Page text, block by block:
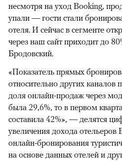
несмотря на уход Booking,
упали — гости стали
отеля. И сейчас в сегменте
через наш сайт приходит до
Бродовский.
«Показатель прямых
относительно других каналов
доля онлайн-продаж через
была 29,6%, то в первом
составила 42%», — делятся
увеличения дохода отельеров
онлайн-бронирования
на основе данных отелей и